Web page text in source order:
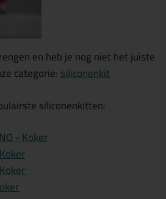
en heb je nog niet het juiste
categorie:siliconenkit
siliconenkitten:
- Koker